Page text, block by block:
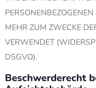
MEHR ZUM ZWECKE
VERWENDET
DSGVO).
Beschwerde­recht